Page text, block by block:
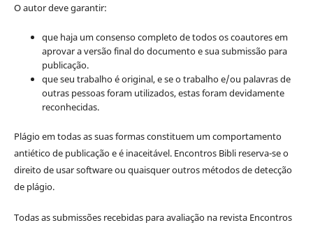
O autor deve garantir:
que haja um consenso completo de todos os coautores em
aprovar a versão final do documento e sua submissão para
publicação.
que seu trabalho é original, e se o trabalho e/ou palavras de
outras pessoas foram utilizados, estas foram devidamente
reconhecidas.
Plágio em todas as suas formas constituem um comportamento
antiético de publicação e é inaceitável. Encontros Bibli reserva-se o
direito de usar software ou quaisquer outros métodos de detecção
de plágio.
Todas as submissões recebidas para avaliação na revista Encontros